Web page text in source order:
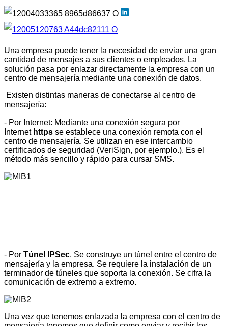
Una empresa puede tener la necesidad de enviar una gran
cantidad de mensajes a sus clientes o empleados. La
solución pasa por enlazar directamente la empresa con un
centro de mensajería mediante una conexión de datos.
Existen distintas maneras de conectarse al centro de
mensajería:
- Por Internet: Mediante una conexión segura por
Internet https se establece una conexión remota con el
centro de mensajería. Se utilizan en ese intercambio
certificados de seguridad (VeriSign, por ejemplo.). Es el
método más sencillo y rápido para cursar SMS.
- Por Túnel IPSec. Se construye un túnel entre el centro de
mensajería y la empresa. Se requiere la instalación de un
terminador de túneles que soporta la conexión. Se cifra la
comunicación de extremo a extremo.
Una vez que tenemos enlazada la empresa con el centro de